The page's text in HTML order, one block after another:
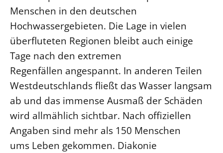
Menschen in den deutschen
Hochwassergebieten. Die Lage in vielen
überfluteten Regionen bleibt auch einige
Tage nach den extremen
Regenfällen angespannt. In anderen Teilen
Westdeutschlands fließt das Wasser langsam
ab und das immense Ausmaß der Schäden
wird allmählich sichtbar. Nach offiziellen
Angaben sind mehr als 150 Menschen
ums Leben gekommen. Diakonie
Kollegium
Abteilungen des Landeskirchenamts
Rechnungsprüfungsamt
Fachstelle Sexualisierte Gewalt
Beschwerdestellen
Kirchenämter
Gleichstellung
Datenschutz
Geschäftsstelle Landessynode
Ökumene
Religionen
Mobilität
Naturschutz
Gebäude
Freie Stellen
Service für Gemeinden
Suche